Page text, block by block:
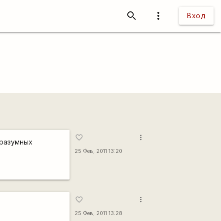
more_vert Вход
search
favorite_border
25 Фев, 2011 13:20
more_vert
favorite_border
25 Фев, 2011 13:28
more_vert